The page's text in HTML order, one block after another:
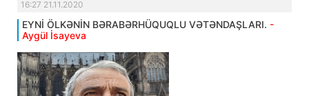
16:27 21.11.2020
EYNİ ÖLKƏNİN BƏRABƏRHÜQUQLU VƏTƏNDAŞLARI. -
Aygül İsayeva